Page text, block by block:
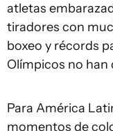
atletas
tiradores con
boxeo y récords
Olímpicos no han
Para América
momentos de